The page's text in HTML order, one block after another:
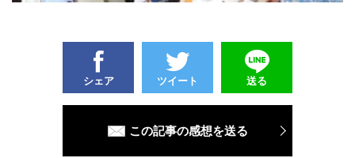
シェア ツイート 送る
この記事の感想を送る